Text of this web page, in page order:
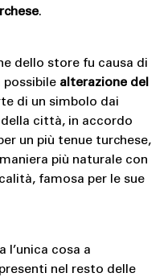
.
dello store fu causa di
alterazione del
di un simbolo dai
città, in accordo
un più tenue turchese,
più naturale con
famosa per le sue
l’unica cosa a
nel resto delle